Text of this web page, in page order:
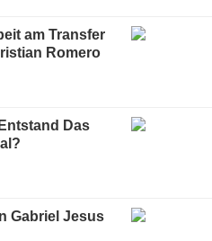
am Transfer
Romero
Das
Gabriel Jesus